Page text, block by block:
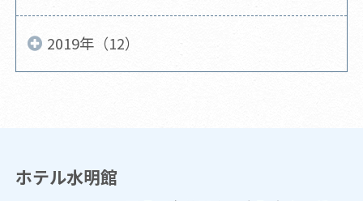
2019年（12）
ホテル水明館